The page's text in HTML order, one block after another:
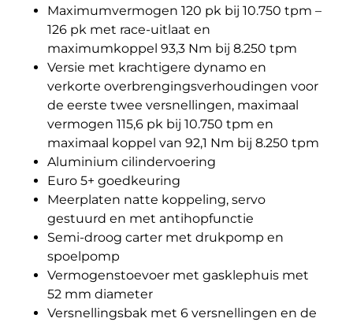
Maximumvermogen 120 pk bij 10.750 tpm –
126 pk met race-uitlaat en
maximumkoppel 93,3 Nm bij 8.250 tpm
Versie met krachtigere dynamo en
verkorte overbrengingsverhoudingen voor
de eerste twee versnellingen, maximaal
vermogen 115,6 pk bij 10.750 tpm en
maximaal koppel van 92,1 Nm bij 8.250 tpm
Aluminium cilindervoering
Euro 5+ goedkeuring
Meerplaten natte koppeling, servo
gestuurd en met antihopfunctie
Semi-droog carter met drukpomp en
spoelpomp
Vermogenstoevoer met gasklephuis met
52 mm diameter
Versnellingsbak met 6 versnellingen en de